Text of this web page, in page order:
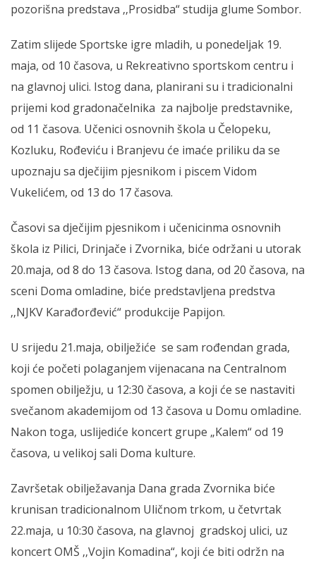
pozorišna predstava ‚‚Prosidba“ studija glume Sombor.
Zatim slijede Sportske igre mladih, u ponedeljak 19.
maja, od 10 časova, u Rekreativno sportskom centru i
na glavnoj ulici. Istog dana, planirani su i tradicionalni
prijemi kod gradonačelnika za najbolje predstavnike,
od 11 časova. Učenici osnovnih škola u Čelopeku,
Kozluku, Rođeviću i Branjevu će imaće priliku da se
upoznaju sa dječijim pjesnikom i piscem Vidom
Vukelićem, od 13 do 17 časova.
Časovi sa dječijim pjesnikom i učenicinma osnovnih
škola iz Pilici, Drinjače i Zvornika, biće održani u utorak
20.maja, od 8 do 13 časova. Istog dana, od 20 časova, na
sceni Doma omladine, biće predstavljena predstva
‚‚NJKV Karađorđević“ produkcije Papijon.
U srijedu 21.maja, obilježiće se sam rođendan grada,
koji će početi polaganjem vijenacana na Centralnom
spomen obilježju, u 12:30 časova, a koji će se nastaviti
svečanom akademijom od 13 časova u Domu omladine.
Nakon toga, uslijediće koncert grupe „Kalem“ od 19
časova, u velikoj sali Doma kulture.
Završetak obilježavanja Dana grada Zvornika biće
krunisan tradicionalnom Uličnom trkom, u četvrtak
22.maja, u 10:30 časova, na glavnoj gradskoj ulici, uz
koncert OMŠ ‚‚Vojin Komadina“, koji će biti održn na